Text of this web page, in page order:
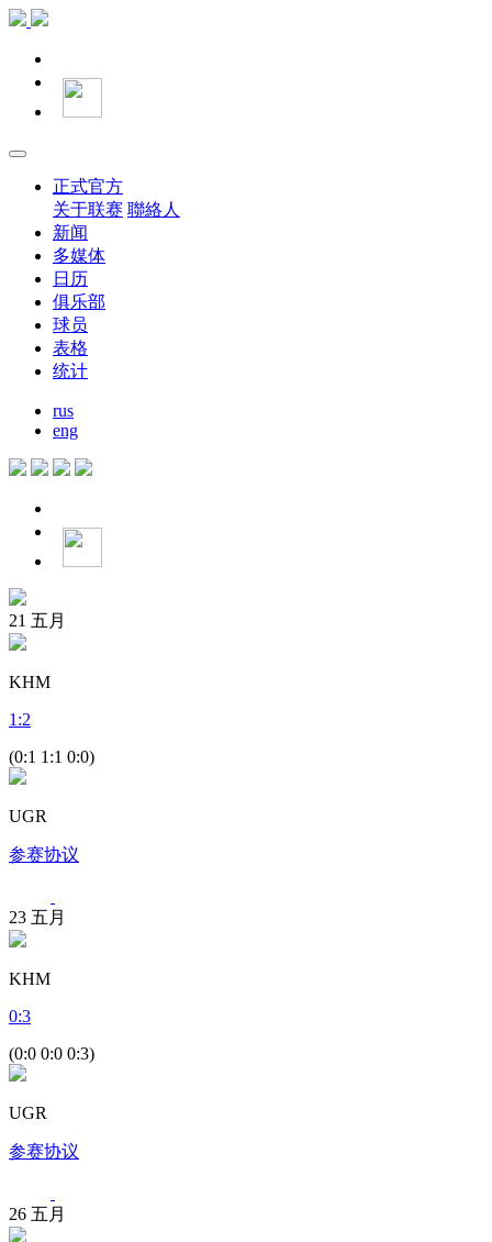
正式官方
关于联赛 聯絡人
新闻
多媒体
日历
俱乐部
球员
表格
统计
rus
eng
21 五月
KHM
1 :2
(0:1 1:1 0:0)
UGR
参赛协议
23 五月
KHM
0:3
(0:0 0:0 0:3)
UGR
参赛协议
26 五月